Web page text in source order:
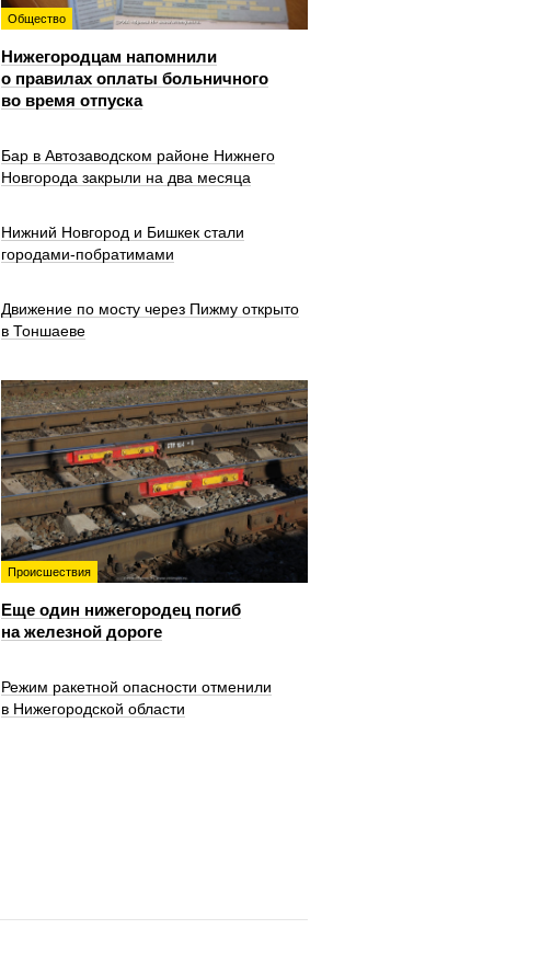
Общество
Нижегородцам напомнили
о правилах оплаты больничного
во время отпуска
Бар в Автозаводском районе Нижнего
Новгорода закрыли на два месяца
Нижний Новгород и Бишкек стали
городами-побратимами
Движение по мосту через Пижму открыто
в Тоншаеве
Происшествия
Еще один нижегородец погиб
на железной дороге
Режим ракетной опасности отменили
в Нижегородской области